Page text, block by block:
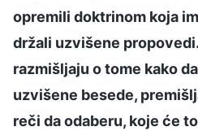
opremili doktrinom koja
držali uzvišene
razmišljaju o tome kako
uzvišene besede,
reči da odaberu, koje će